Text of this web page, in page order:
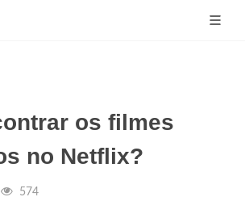
os filmes
no Netflix?
574